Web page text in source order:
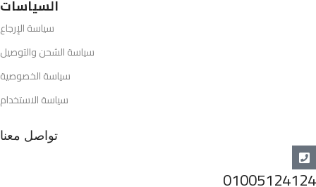
السياسات
سياسة الإرجاع
سياسة الشحن والتوصيل
سياسة الخصوصية
سياسة الاستخدام
تواصل معنا
01005124124